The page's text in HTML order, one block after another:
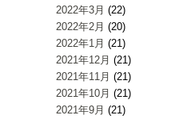
2022年3月 (22)
2022年2月 (20)
2022年1月 (21)
2021年12月 (21)
2021年11月 (21)
2021年10月 (21)
2021年9月 (21)